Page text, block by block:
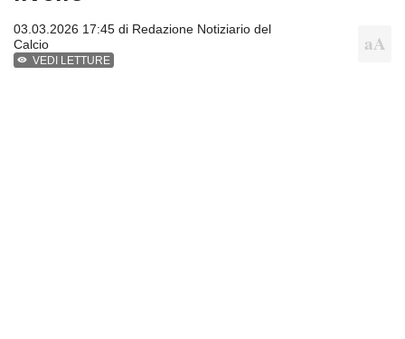
03.03.2026 17:45 di Redazione Notiziario del
Calcio
VEDI LETTURE